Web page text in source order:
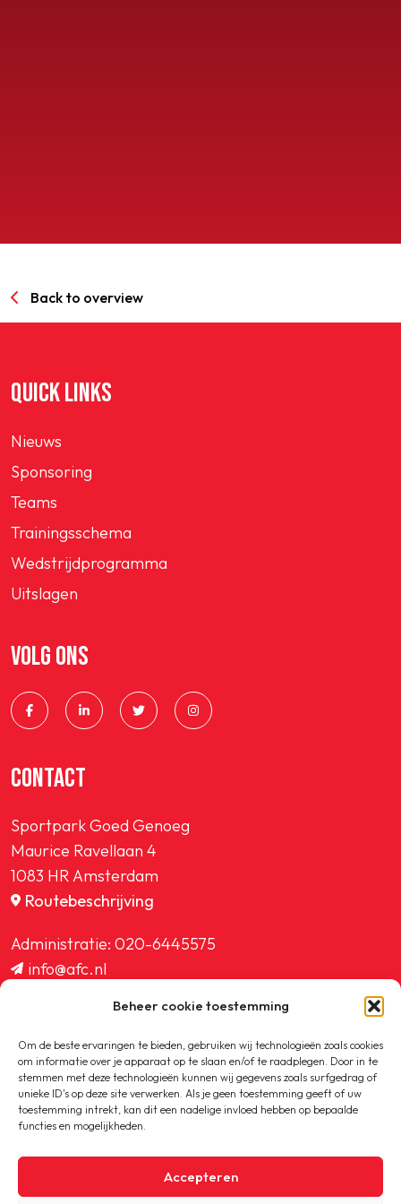
Beheer cookie toestemming
Om de beste ervaringen te bieden, gebruiken wij technologieën zoals cookies
om informatie over je apparaat op te slaan en/of te raadplegen. Door in te
stemmen met deze technologieën kunnen wij gegevens zoals surfgedrag of
unieke ID's op deze site verwerken. Als je geen toestemming geeft of uw
toestemming intrekt, kan dit een nadelige invloed hebben op bepaalde
functies en mogelijkheden.
Accepteren
Back to overview
QUICK LINKS
Nieuws
Sponsoring
Teams
Trainingsschema
Wedstrijdprogramma
Uitslagen
VOLG ONS
CONTACT
Sportpark Goed Genoeg
Maurice Ravellaan 4
1083 HR Amsterdam
Routebeschrijving
Administratie: 020-6445575
info@afc.nl
ledenadministratie@afc.nl
Copyright © 2020-2026 AFC